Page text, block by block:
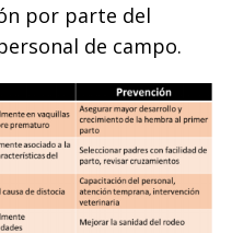
por parte del
de campo.